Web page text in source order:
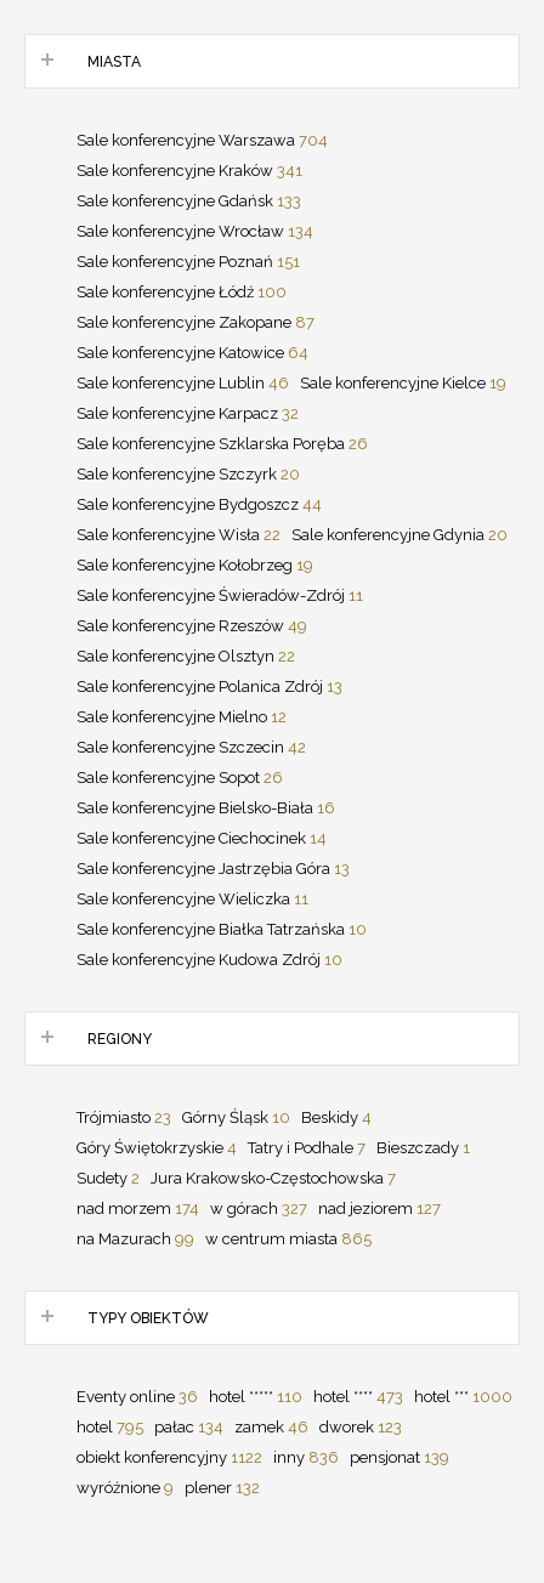
MIASTA
Sale konferencyjne Warszawa 704
Sale konferencyjne Kraków 341
Sale konferencyjne Gdańsk 133
Sale konferencyjne Wrocław 134
Sale konferencyjne Poznań 151
Sale konferencyjne Łódź 100
Sale konferencyjne Zakopane 87
Sale konferencyjne Katowice 64
Sale konferencyjne Lublin 46 Sale konferencyjne Kielce 19
Sale konferencyjne Karpacz 32
Sale konferencyjne Szklarska Poręba 26
Sale konferencyjne Szczyrk 20
Sale konferencyjne Bydgoszcz 44
Sale konferencyjne Wisła 22 Sale konferencyjne Gdynia 20
Sale konferencyjne Kołobrzeg 19
Sale konferencyjne Świeradów-Zdrój 11
Sale konferencyjne Rzeszów 49
Sale konferencyjne Olsztyn 22
Sale konferencyjne Polanica Zdrój 13
Sale konferencyjne Mielno 12
Sale konferencyjne Szczecin 42
Sale konferencyjne Sopot 26
Sale konferencyjne Bielsko-Biała 16
Sale konferencyjne Ciechocinek 14
Sale konferencyjne Jastrzębia Góra 13
Sale konferencyjne Wieliczka 11
Sale konferencyjne Białka Tatrzańska 10
Sale konferencyjne Kudowa Zdrój 10
REGIONY
Trójmiasto 23 Górny Śląsk 10 Beskidy 4
Góry Świętokrzyskie 4 Tatry i Podhale 7 Bieszczady 1
Sudety 2 Jura Krakowsko-Częstochowska 7
nad morzem 174 w górach 327 nad jeziorem 127
na Mazurach 99 w centrum miasta 865
TYPY OBIEKTÓW
Eventy online 36 hotel ***** 110 hotel **** 473 hotel *** 1000
hotel 795 pałac 134 zamek 46 dworek 123
obiekt konferencyjny 1122 inny 836 pensjonat 139
wyróżnione 9 plener 132